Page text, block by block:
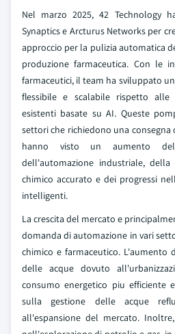
Nel marzo 2025, 42 Technology
Synaptics e Arcturus Networks per
approccio per la pulizia automatica
produzione farmaceutica. Con le
farmaceutici, il team ha sviluppato
flessibile e scalabile rispetto alle
esistenti basate su AI. Queste
settori che richiedono una consegna
hanno visto un aumento
dell'automazione industriale,
chimico accurato e dei progressi
intelligenti.
La crescita del mercato e
domanda di automazione in vari
chimico e farmaceutico.
delle acque dovuto
consumo energetico piu efficiente
sulla gestione delle acque
all'espansione del mercato.